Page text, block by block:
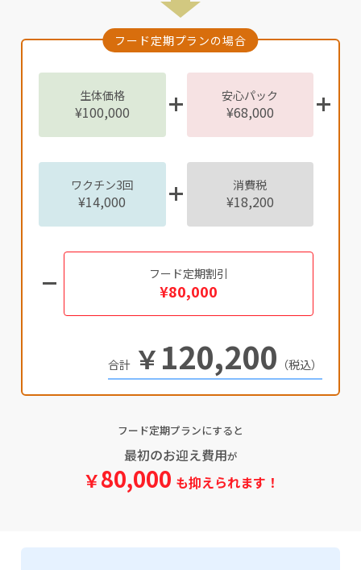
フード定期プランの場合
生体価格
¥100,000
安心パック
¥68,000
ワクチン3回
¥14,000
消費税
¥18,200
フード定期割引
¥80,000
￥120,200 （税込）
フード定期プランにすると
最初のお迎え費用が
￥80,000 も抑えられます！